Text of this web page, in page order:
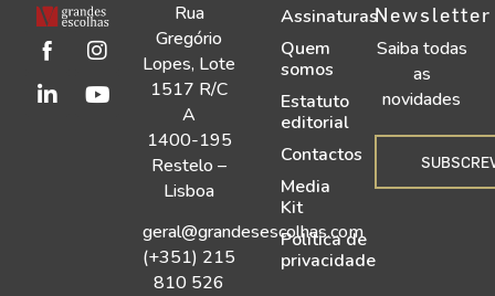
Rua
Gregório
Lopes, Lote
1517 R/C
A
1400-195
Restelo –
Lisboa
geral@grandesescolhas.com
(+351) 215
810 526
Assinaturas
Quem
somos
Estatuto
editorial
Contactos
Media
Kit
Política de
privacidade
Newsletter
Saiba todas
as
novidades